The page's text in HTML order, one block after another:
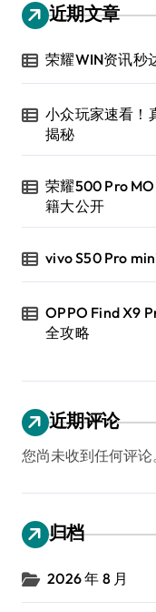
近期文章
荣耀WIN资讯秒
小众玩家速看！
揭秘
荣耀500 Pro
籍大公开
vivo S50 Pro
OPPO Find X9
全攻略
近期评论
您尚未收到任何评论
归档
2026 年 8 月